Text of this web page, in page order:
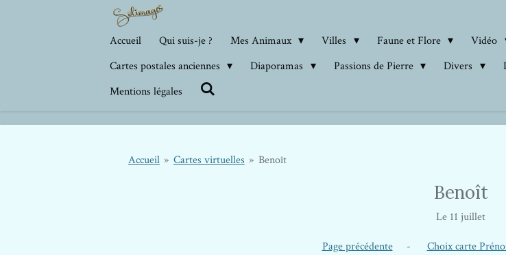
Accueil Qui suis-je ? Mes Animaux Villes Faune et Flore Vidéo
Cartes postales anciennes
Diaporamas Passions de Pierre Divers
Mentions légales
Accueil » Cartes virtuelles » Benoît
Benoît
Le 11 juillet
Page précédente- Choix carte